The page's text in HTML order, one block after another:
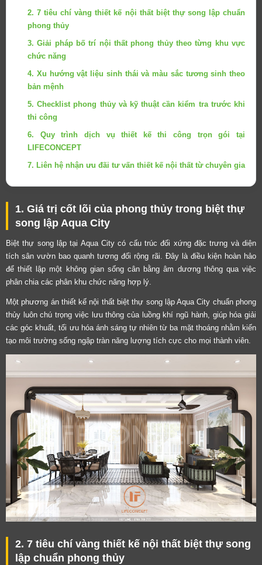
2. 7 tiêu chí vàng thiết kế nội thất biệt thự song lập chuẩn
phong thủy
3. Giải pháp bố trí nội thất phong thủy theo từng khu vực
chức năng
4. Xu hướng vật liệu sinh thái và màu sắc tương sinh theo
bản mệnh
5. Checklist phong thủy và kỹ thuật cần kiểm tra trước khi
thi công
6. Quy trình dịch vụ thiết kế thi công trọn gói tại
LIFECONCEPT
7. Liên hệ nhận ưu đãi tư vấn thiết kế nội thất từ chuyên gia
1. Giá trị cốt lõi của phong thủy trong biệt thự
song lập Aqua City
Biệt thự song lập tại Aqua City có cấu trúc đối xứng đặc trưng và diện
tích sân vườn bao quanh tương đối rộng rãi. Đây là điều kiện hoàn hảo
để thiết lập một không gian sống cân bằng âm dương thông qua việc
phân chia các phân khu chức năng hợp lý.
Một phương án thiết kế nội thất biệt thự song lập Aqua City chuẩn phong
thủy luôn chú trọng việc lưu thông của luồng khí ngũ hành, giúp hóa giải
các góc khuất, tối ưu hóa ánh sáng tự nhiên từ ba mặt thoáng nhằm kiến
tạo môi trường sống ngập tràn năng lượng tích cực cho mọi thành viên.
2. 7 tiêu chí vàng thiết kế nội thất biệt thự song
lập chuẩn phong thủy